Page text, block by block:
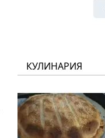
КУЛИНАРИЯ